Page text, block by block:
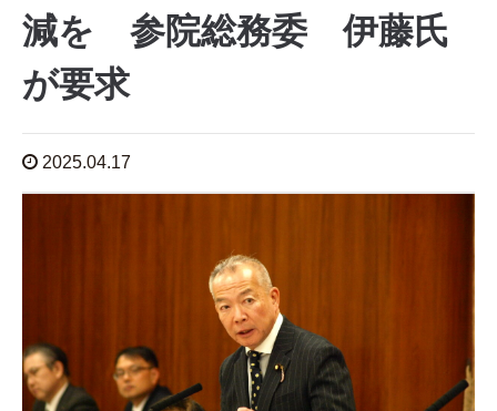
減を 参院総務委 伊藤氏
が要求
2025.04.17